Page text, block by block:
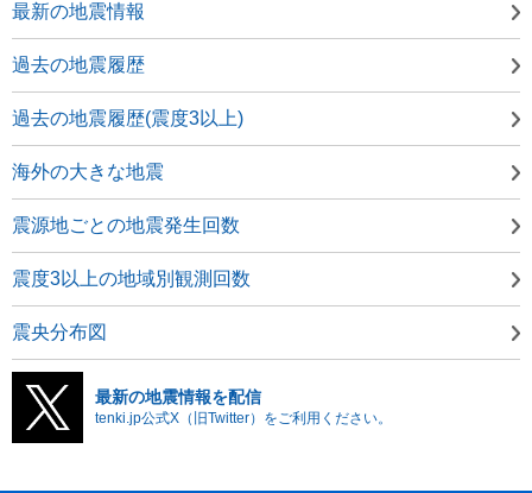
最新の地震情報
過去の地震履歴
過去の地震履歴(震度3以上)
海外の大きな地震
震源地ごとの地震発生回数
震度3以上の地域別観測回数
震央分布図
最新の地震情報を配信
tenki.jp公式X（旧Twitter）をご利用ください。